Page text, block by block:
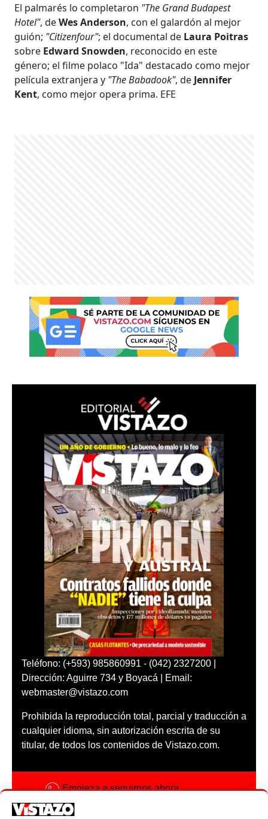
El palmarés lo completaron "The Grand Budapest
Hotel", deWes Anderson, con el galardón al mejor
guión; "Citizenfour"; el documental de Laura Poitras
sobre Edward Snowden, reconocido en este
género; el filme polaco "Ida" destacado como mejor
película extranjera y "The Babadook", de Jennifer
Kent, como mejor opera prima. EFE
Teléfono: (+593) 985860991 - (042) 2327200 |
Dirección: Aguirre 734 y Boyacá | Email:
webmaster@vistazo.com
Prohibida la reproducción total, parcial y traducción a
cualquier idioma, sin autorización escrita de su
titular, de todos los contenidos de Vistazo.com.
Empieza a seguirnos ahora